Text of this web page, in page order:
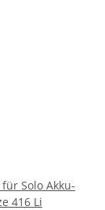
Solo Akku-
416 Li